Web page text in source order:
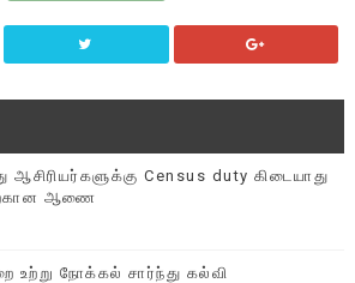
ஆசிரியர்களுக்கு Census duty கிடையாது
ஆணை
உற்று நோக்கல் சார்ந்து கல்வி